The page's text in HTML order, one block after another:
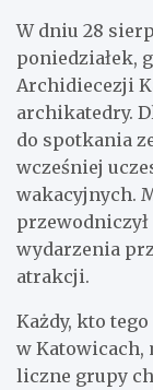
W dniu 28
poniedziałek,
Archidiecezji
archikatedry.
do spotkania
wcześniej
wakacyjnych.
wydarzenia
atrakcji.
Każdy, kto
w Katowicach,
liczne grupy